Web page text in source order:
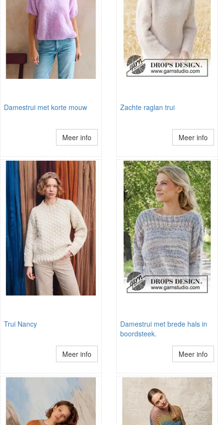
Damestrui met korte mouw
Meer info
Zachte raglan trui
Meer info
Trui Nancy
Meer info
Damestrui met brede hals in
boordsteek.
Meer info